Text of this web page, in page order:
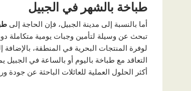
طباخة بالشهر في الجبيل
أما بالنسبة إلى مدينة الجبيل، فإن الحاجة إلى
تبحث عن وسيلة لتأمين وجبات يومية متكاملة
لوفرة المنتجات البحرية في المنطقة،
التعاقد مع طباخة باليوم أو بالساعة في
أكثر الحلول العملية للعائلات الباحثة عن جودة